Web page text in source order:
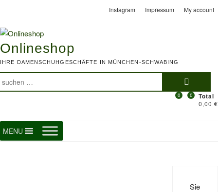
content
Instagram Impressum My account
Onlineshop
IHRE DAMENSCHUHGESCHÄFTE IN MÜNCHEN-SCHWABING
Suchen
0 Total
0,00 €
0
MENU
Sie